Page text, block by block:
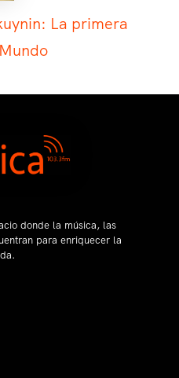
La primera
donde la música, las
para enriquecer la